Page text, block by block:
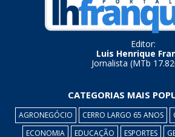
Editor:
Luis Henrique
Jornalista (MTb
CATEGORIAS MAIS
AGRONEGÓCIO CERRO LARGO 65 ANOS
ECONOMIA
EDUCAÇÃO ESPORTES